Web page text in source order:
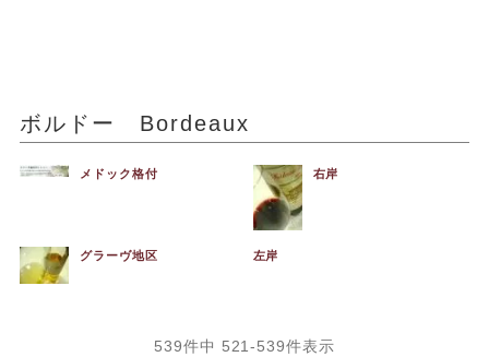
ボルドー Bordeaux
メドック格付 右岸
グラーヴ地区 左岸
539件中 521-539件表示